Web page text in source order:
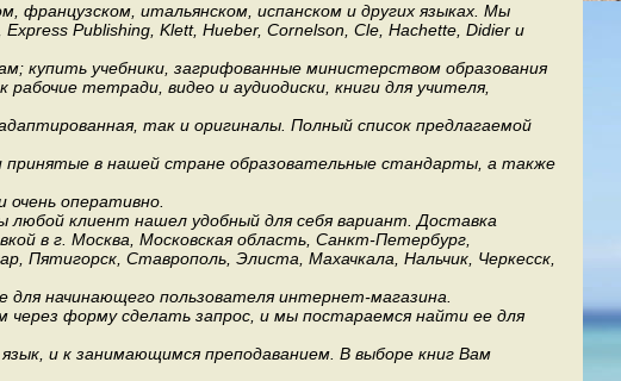
итальянском, испанском и других языках. Мы
Publishing, Klett, Hueber, Cornelson, Cle, Hachette, Didier и
купить учебники, загрифованные министерством образования
тетради, видео и аудиодиски, книги для учителя,
так и оригиналы. Полный список предлагаемой
принятые в нашей стране образовательные стандарты, а также
оперативно.
любой клиент нашел удобный для себя вариант. Доставка
в г. Москва, Московская область, Санкт-Петербург,
Пятигорск, Ставрополь, Элиста, Махачкала, Нальчик, Черкесск,
начинающего пользователя интернет-магазина.
форму сделать запрос, и мы постараемся найти ее для
и к занимающимся преподаванием. В выборе книг Вам